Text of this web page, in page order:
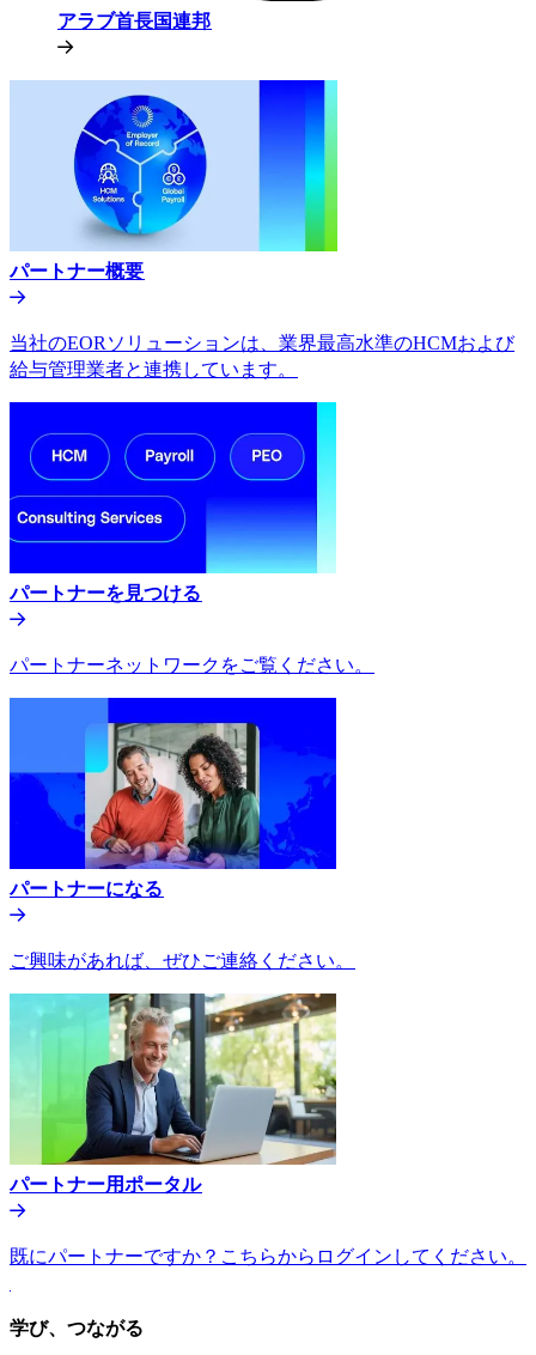
アラブ首長国連邦​​
パートナー概要​​
当社のEORソリューションは、業界最高水準のHCMおよび
給与管理業者と連携しています。​​
パートナーを見つける​​
パートナーネットワークをご覧ください。​​
パートナーになる​​
ご興味があれば、ぜひご連絡ください。​​
パートナー用ポータル​​
既にパートナーですか？こちらからログインしてください。​​
学び、つながる​​